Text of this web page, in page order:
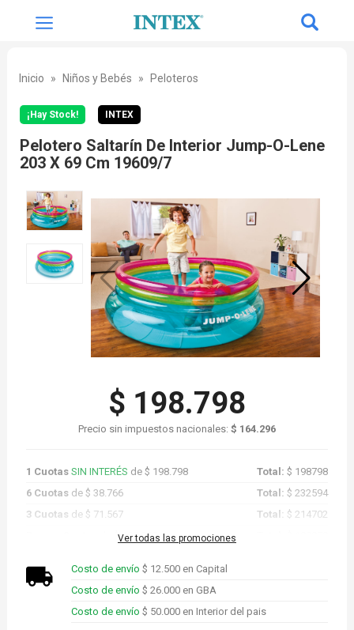
Inicio Niños y Bebés Peloteros
¡Hay Stock! INTEX
Pelotero Saltarín De Interior Jump-O-Lene
203 X 69 Cm 19609/7
$ 198.798
Precio sin impuestos nacionales: $ 164.296
1 Cuotas SIN INTERÉS de $ 198.798 Total:$ 198798
6 Cuotasde $ 38.766 Total:$ 232594
3 Cuotas de $ 71.567 Total: $ 214702
de $ 188.858
Ver todas las promociones
Costo de envío $ 12.500 en Capital
Costo de envío $ 26.000 en GBA
Costo de envío $ 50.000 en Interior del pais